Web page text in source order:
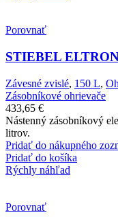
Porovnať
STIEBEL
Závesné zvislé, 150 L,
Zásobníkové ohrievače
433,65 €
Nástenný zásobníkový
litrov.
Pridať do nákupného
Pridať do košíka
Rýchly náhľad
Porovnať